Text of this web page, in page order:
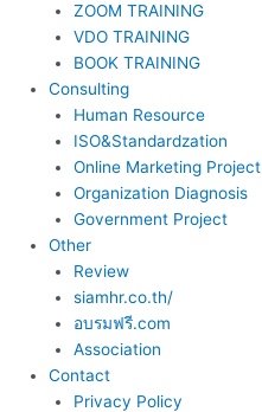
ZOOM TRAINING
VDO TRAINING
BOOK TRAINING
Consulting
Human Resource
ISO&Standardzation
Online Marketing Project
Organization Diagnosis
Government Project
Other
Review
siamhr.co.th/
อบรมฟรี.com
Association
Contact
Privacy Policy